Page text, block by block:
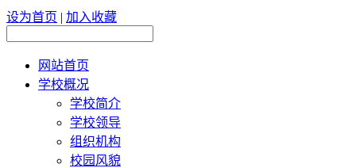
设为首页 | 加入收藏
网站首页
学校概况
学校简介
学校领导
组织机构
校园风貌